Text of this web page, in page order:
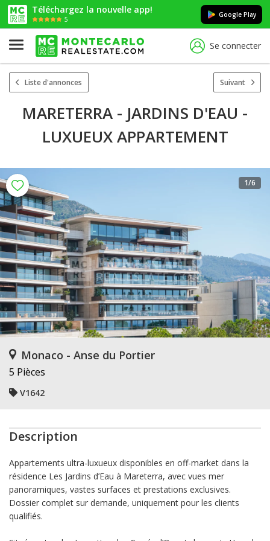
Téléchargez la nouvelle app!
5
Google Play
Se connecter
Liste d'annonces Suivant
MARETERRA - JARDINS D'EAU -
LUXUEUX APPARTEMENT
1/6
Monaco - Anse du Portier
5 Pièces
V1642
Description
Appartements ultra-luxueux disponibles en off-market dans la
résidence Les Jardins d’Eau à Mareterra, avec vues mer
panoramiques, vastes surfaces et prestations exclusives.
Dossier complet sur demande, uniquement pour les clients
qualifiés.